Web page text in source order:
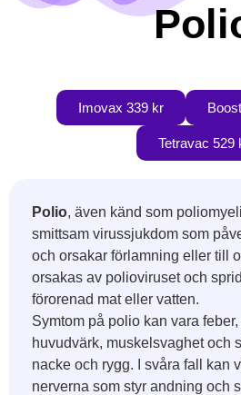
Imovax 339 kr
Tetravac 529
Polio, även känd som
smittsam virussjukdom som
och orsakar förlamning eller till
orsakas av polioviruset och
förorenad mat eller vatten.
Symtom på polio kan vara
huvudvärk, muskelsvaghet och
nacke och rygg. I svåra fall kan
nerverna som styr andning och